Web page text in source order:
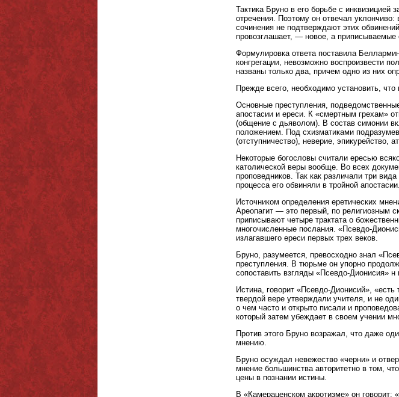
Тактика Бруно в его борьбе с
отречения. Поэтому он отвечал уклончиво:
сочинения не подтверждают этих
провозглашает, — новое, а
Формулировка ответа поставила
конгрегации, невозможно воспроизвести
названы только два, причем одно из них
Прежде всего, необходимо установить, что
Основные преступления,
апостасии и ереси. К «смертным грехам»
(общение с дьяволом). В состав симонии
положением. Под схизматиками
(отступничество), неверие, эпикурейство,
Некоторые богословы считали ересью
католической веры вообще. Во всех
проповедников. Так как различали три
процесса его обвиняли в тройной апостасии.
Источником определения еретических
Ареопагит — это первый, по религиозным
приписывают четыре трактата о
многочисленные послания. «Псевдо-
излагавшего ереси первых трех веков.
Бруно, разумеется, превосходно знал
преступления. В тюрьме он упорно
сопоставить взгляды «Псевдо-Дионисия» н
Истина, говорит «Псевдо-Дионисий»,
твердой вере утверждали учителя, и не
о чем часто и открыто писали и
который затем убеждает в своем учении
Против этого Бруно возражал, что даже
мнению.
Бруно осуждал невежество «черни» и
мнение большинства авторитетно в том,
цены в познании истины.
В «Камераценском акротизме» он